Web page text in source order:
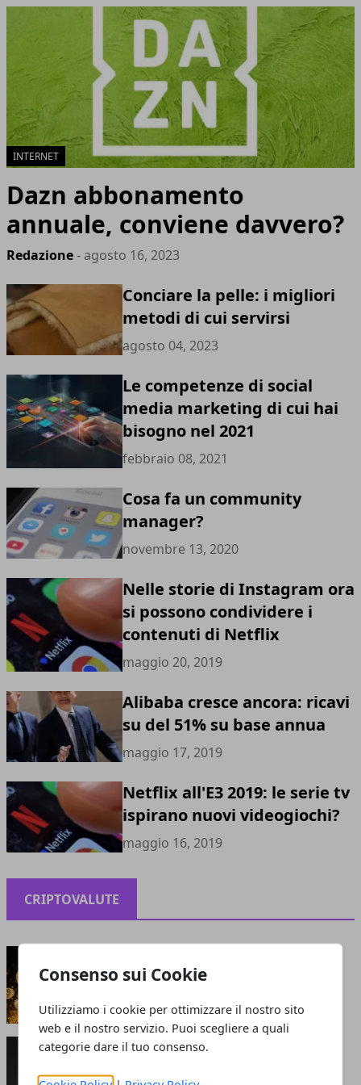
Consenso sui Cookie
Utilizziamo i cookie per ottimizzare il nostro sito
web e il nostro servizio. Puoi scegliere a quali
categorie dare il tuo consenso.
INTERNET
Dazn abbonamento
annuale, conviene davvero?
Redazione- agosto 16, 2023
Conciare la pelle: i migliori
metodi di cui servirsi
agosto 04, 2023
Le competenze di social
media marketing di cui hai
bisogno nel 2021
febbraio 08, 2021
Cosa fa un community
manager?
novembre 13, 2020
Nelle storie di Instagram ora
si possono condividere i
contenuti di Netflix
maggio 20, 2019
Alibaba cresce ancora: ricavi
su del 51% su base annua
maggio 17, 2019
Netflix all'E3 2019: le serie tv
ispirano nuovi videogiochi?
maggio 16, 2019
CRIPTOVALUTE
maggio 13, 2021
Perché le criptovalute sono smart: cosa attrae
giugno 05, 2020